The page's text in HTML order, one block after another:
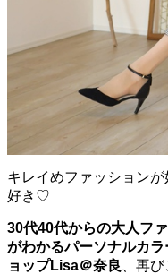
キレイめファッション
好き♡
30代40代からの大人ファ
がわかるパーソナルカラ
ョップLisa＠奈良
、再